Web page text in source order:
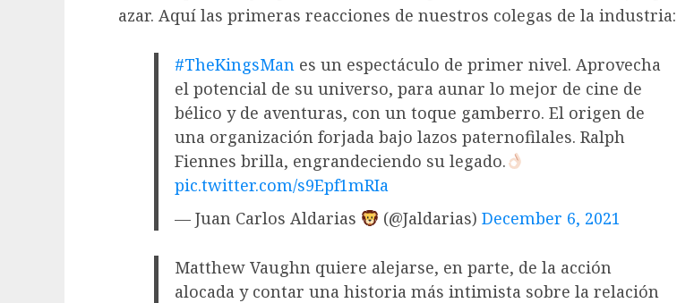
azar. Aquí las primeras reacciones de nuestros colegas de la industria:
#TheKingsManes un espectáculo de primer nivel. Aprovecha
el potencial de su universo, para aunar lo mejor de cine de
bélico y de aventuras, con un toque gamberro. El origen de
una organización forjada bajo lazos paternofilales. Ralph
Fiennes brilla, engrandeciendo su legado.
pic.twitter.com/s9Epf1mRIa
— Juan Carlos Aldarias
(@Jaldarias) December 6, 2021
Matthew Vaughn quiere alejarse, en parte, de la acción
alocada y contar una historia más intimista sobre la relación